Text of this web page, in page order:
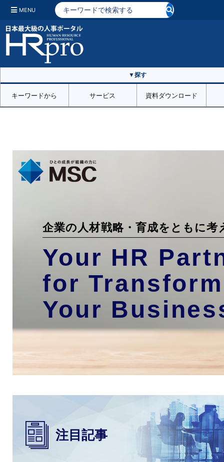
MENU
▼探す
キーワードから サービス 資料ダウンロード
企業の人材戦略・育成をともに考
Your HR
for
Your
注目記事